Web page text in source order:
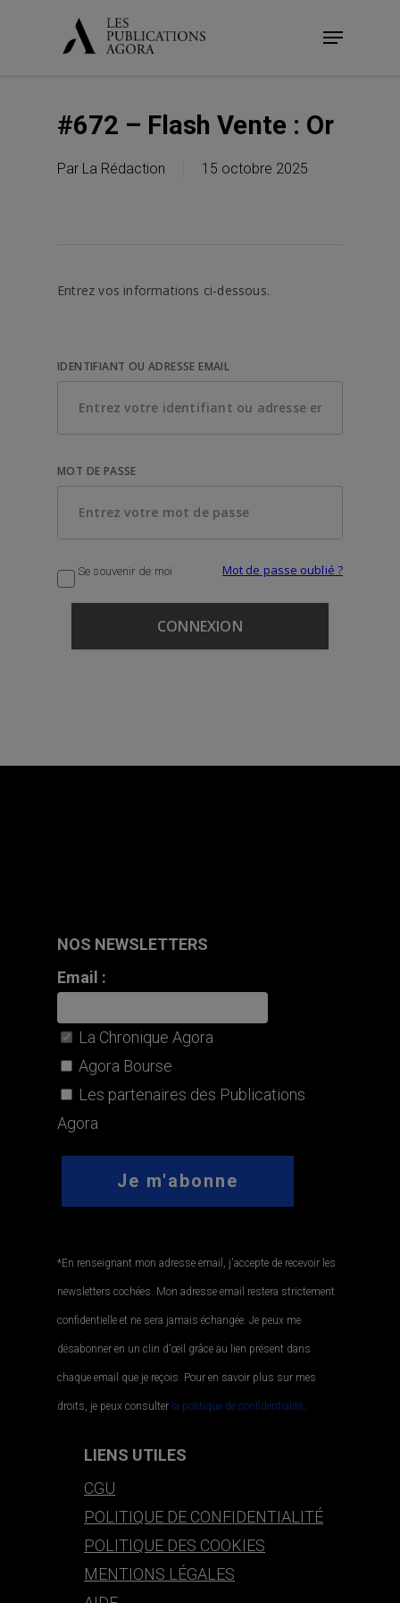
Menu
#672 – Flash Vente : Or
Par La Rédaction 15 octobre 2025
Entrez vos informations ci-dessous.
IDENTIFIANT OU ADRESSE EMAIL
MOT DE PASSE
Se souvenir de moi Mot de passe oublié ?
NOS NEWSLETTERS
Email :
La Chronique Agora
Agora Bourse
Les partenaires des Publications
Agora
*En renseignant mon adresse email, j'accepte de recevoir les
newsletters cochées. Mon adresse email restera strictement
confidentielle et ne sera jamais échangée. Je peux me
désabonner en un clin d'œil grâce au lien présent dans
chaque email que je reçois. Pour en savoir plus sur mes
droits, je peux consulter la politique de confidentialité..
LIENS UTILES
CGU
POLITIQUE DE CONFIDENTIALITÉ
POLITIQUE DES COOKIES
MENTIONS LÉGALES